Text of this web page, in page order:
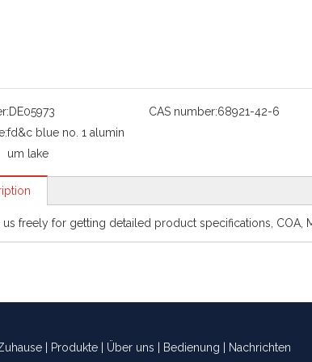
DE05973 CAS number:68921-42-6
fd&c blue no. 1 alumin
um lake
us freely for getting detailed product specifications, COA,
Produkte Über uns Bedienung Nachrichten